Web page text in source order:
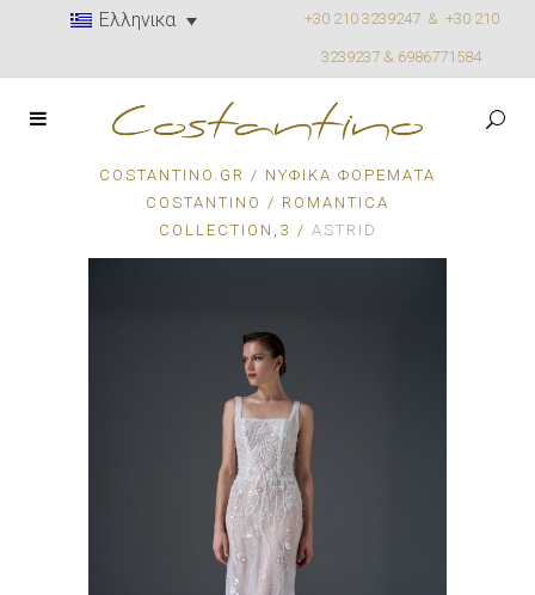
Ελληνικα +30 210 3239247 & +30 210
3239237 & 6986771584
COSTANTINO.GR / ΝΥΦΙΚΆ ΦΟΡΈΜΑΤΑ
COSTANTINO / ROMANTICA
COLLECTION 3 / ASTRID